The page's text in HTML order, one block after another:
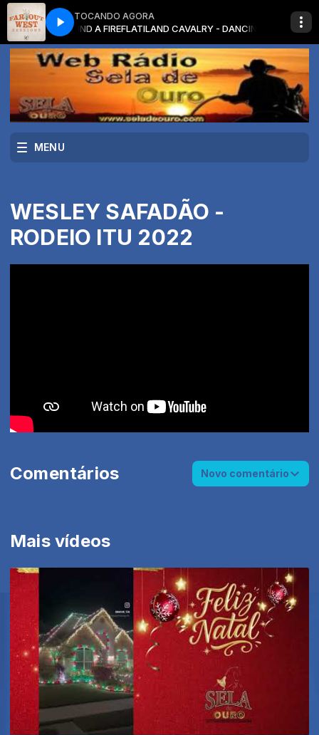
TOCANDO AGORA
AROUND A FIREFLATILAND CAVALRY - DANCIN AROUND A FIRE
MENU
WESLEY SAFADÃO -
RODEIO ITU 2022
Mais vídeos
Comentários Novo comentário